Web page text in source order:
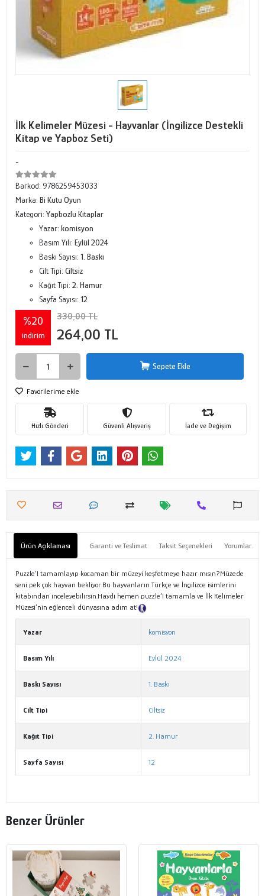
İlk Kelimeler Müzesi - Hayvanlar (İngilizce Destekli
Kitap ve Yapboz Seti)
-
Barkod: 9786259453033
Marka: Bi Kutu Oyun
Kategori: Yapbozlu Kitaplar
Yazar: komisyon
Basım Yılı: Eylül 2024
Baskı Sayısı: 1. Baskı
Cilt Tipi: Ciltsiz
Kağıt Tipi: 2. Hamur
Sayfa Sayısı: 12
%20
indirim
330,00 TL
264,00 TL
Sepete Ekle
Favorilerime ekle
Hızlı Gönderi Güvenli Alışveriş İade ve Değişim
Ürün Açıklaması Garanti ve Teslimat Taksit Seçenekleri Yorumlar
Puzzle’I tamamlayıp kocaman bir müzeyi keşfetmeye hazır mısın?Müzede
seni pek çok hayvan bekliyor.Bu hayvanların Türkçe ve İngilizce isimlerini
kitabından inceleyebilirsin.Haydi hemen puzzle’I tamamla ve İlk Kelimeler
Müzesi’nin eğlenceli dünyasına adım at!
Yazar komisyon
Basım Yılı Eylül 2024
Baskı Sayısı 1. Baskı
Cilt Tipi Ciltsiz
Kağıt Tipi 2. Hamur
Sayfa Sayısı 12
Benzer Ürünler